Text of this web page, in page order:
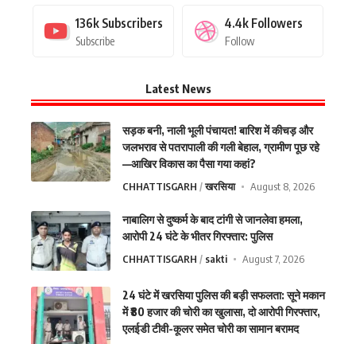
136k Subscribers
Subscribe
4.4k Followers
Follow
Latest News
सड़क बनी, नाली भूली पंचायत! बारिश में कीचड़ और
जलभराव से पतरापाली की गली बेहाल, ग्रामीण पूछ रहे
—आखिर विकास का पैसा गया कहां?
CHHATTISGARH खरसिया August 8, 2026
नाबालिग से दुष्कर्म के बाद टांगी से जानलेवा हमला,
आरोपी 24 घंटे के भीतर गिरफ्तार: पुलिस
CHHATTISGARH sakti August 7, 2026
24 घंटे में खरसिया पुलिस की बड़ी सफलता: सूने मकान
में ₹80 हजार की चोरी का खुलासा, दो आरोपी गिरफ्तार,
एलईडी टीवी-कूलर समेत चोरी का सामान बरामद